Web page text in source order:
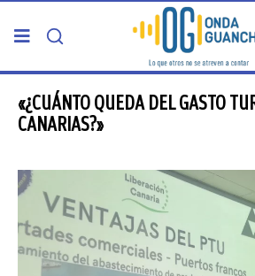
PORTADA
GRAN CANARIA
CANARIAS
«¿CUÁNTO QUEDA DEL GASTO
CANARIAS?»